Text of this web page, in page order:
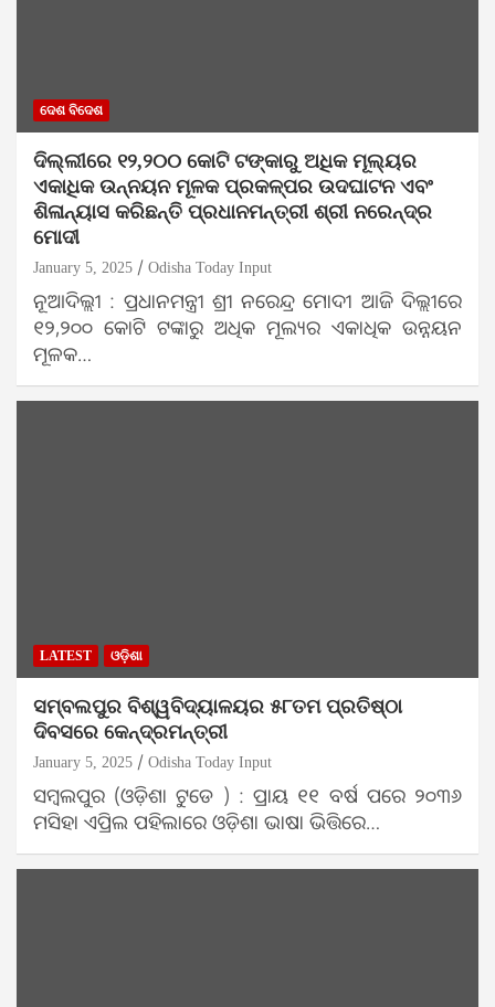
ଦେଶ ବିଦେଶ
ଦିଲ୍ଲୀରେ ୧୨,୨୦୦ କୋଟି ଟଙ୍କାରୁ ଅଧିକ ମୂଲ୍ୟର
ଏକାଧିକ ଉନ୍ନୟନ ମୂଳକ ପ୍ରକଳ୍ପର ଉଦଘାଟନ ଏବଂ
ଶିଳାନ୍ୟାସ କରିଛନ୍ତି ପ୍ରଧାନମନ୍ତ୍ରୀ ଶ୍ରୀ ନରେନ୍ଦ୍ର
ମୋଦୀ
January 5, 2025 Odisha Today Input
ନୂଆଦିଲ୍ଲୀ : ପ୍ରଧାନମନ୍ତ୍ରୀ ଶ୍ରୀ ନରେନ୍ଦ୍ର ମୋଦୀ ଆଜି ଦିଲ୍ଲୀରେ
୧୨,୨୦୦ କୋଟି ଟଙ୍କାରୁ ଅଧିକ ମୂଲ୍ୟର ଏକାଧିକ ଉନ୍ନୟନ
ମୂଳକ…
LATEST ଓଡ଼ିଶା
ସମ୍ବଲପୁର ବିଶ୍ୱବିଦ୍ୟାଳୟର ୫୮ତମ ପ୍ରତିଷ୍ଠା
ଦିବସରେ କେନ୍ଦ୍ରମନ୍ତ୍ରୀ
January 5, 2025 Odisha Today Input
ସମ୍ବଲପୁର (ଓଡ଼ିଶା ଟୁଡେ ) : ପ୍ରାୟ ୧୧ ବର୍ଷ ପରେ ୨୦୩୬
ମସିହା ଏପ୍ରିଲ ପହିଲାରେ ଓଡ଼ିଶା ଭାଷା ଭିତ୍ତିରେ…